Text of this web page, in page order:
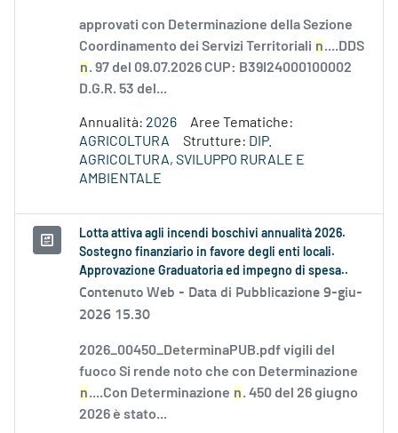
approvati con Determinazione della Sezione
Coordinamento dei Servizi Territoriali n....DDS
n. 97 del 09.07.2026 CUP: B39I24000100002
D.G.R. 53 del...
Annualità: 2026
Aree Tematiche:
AGRICOLTURA
Strutture: DIP.
AGRICOLTURA, SVILUPPO RURALE E
AMBIENTALE
Lotta attiva agli incendi boschivi annualità 2026.
Sostegno finanziario in favore degli enti locali.
Approvazione Graduatoria ed impegno di spesa..
Contenuto Web - Data di Pubblicazione 9-giu-
2026 15.30
2026_00450_DeterminaPUB.pdf vigili del
fuoco Si rende noto che con Determinazione
n....Con Determinazione n. 450 del 26 giugno
2026 è stato...